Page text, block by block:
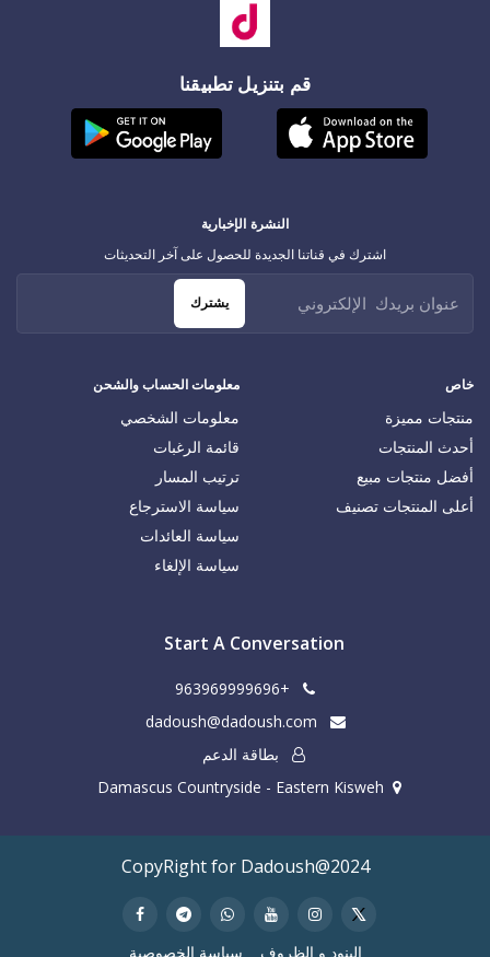
قم بتنزيل تطبيقنا
خاص
منتجات مميزة
أحدث المنتجات
أفضل منتجات مبيع
أعلى المنتجات تصنيف
معلومات الحساب والشحن
معلومات الشخصي
قائمة الرغبات
ترتيب المسار
سياسة الاسترجاع
سياسة العائدات
سياسة الإلغاء
النشرة الإخبارية
اشترك في قناتنا الجديدة للحصول على آخر التحديثات
يشترك
Start A Conversation
+963969999696
بطاقة الدعم
Damascus Countryside - Eastern Kisweh
CopyRight for Dadoush@2024
البنود و الظروف سياسة الخصوصية